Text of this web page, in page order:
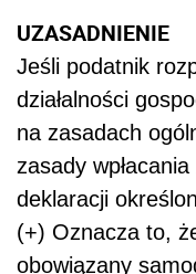
UZASADNIENIE
Jeśli podatnik
działalności
na zasadach
zasady
deklaracji
(+) Oznacza to,
obowiązany